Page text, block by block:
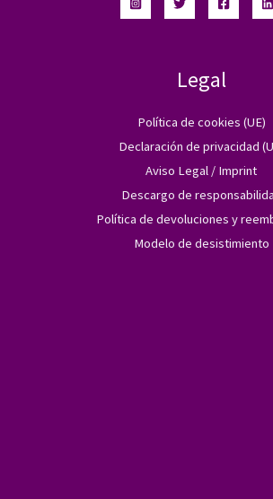
Legal
Política de cookies (UE)
Declaración de privacidad
Aviso Legal / Imprint
Descargo de
Política de devoluciones y
Modelo de desistimiento